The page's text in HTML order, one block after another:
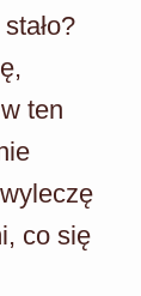
ten
co się